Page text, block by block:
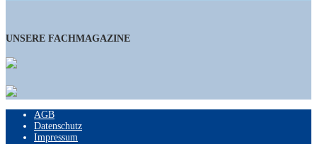
UNSERE FACHMAGAZINE
AGB
Datenschutz
Impressum